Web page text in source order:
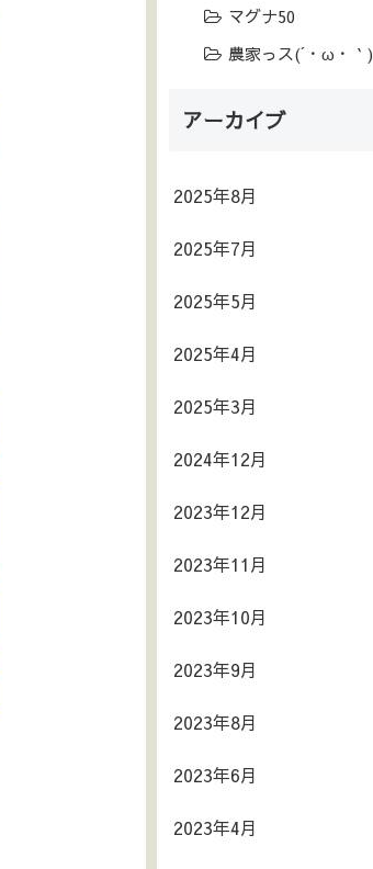
マグナ50
農家っス(´・ω・｀)
アーカイブ
2025年8月
2025年7月
2025年5月
2025年4月
2025年3月
2024年12月
2023年12月
2023年11月
2023年10月
2023年9月
2023年8月
2023年6月
2023年4月